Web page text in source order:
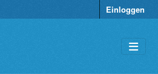
Einloggen